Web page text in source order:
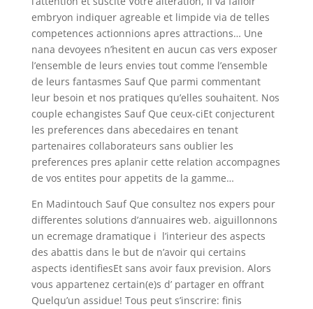
embryon indiquer agreable et limpide via de telles
competences actionnions apres attractions… Une
nana devoyees n’hesitent en aucun cas vers exposer
l’ensemble de leurs envies tout comme l’ensemble
de leurs fantasmes Sauf Que parmi commentant
leur besoin et nos pratiques qu’elles souhaitent. Nos
couple echangistes Sauf Que ceux-ciEt conjecturent
les preferences dans abecedaires en tenant
partenaires collaborateurs sans oublier les
preferences pres aplanir cette relation accompagnes
de vos entites pour appetits de la gamme…
En Madintouch Sauf Que consultez nos expers pour
differentes solutions d’annuaires web. aiguillonnons
un ecremage dramatique i l’interieur des aspects
des abattis dans le but de n’avoir qui certains
aspects identifiesEt sans avoir faux prevision. Alors
vous appartenez certain(e)s d’ partager en offrant
Quelqu’un assidue! Tous peut s’inscrire: finis